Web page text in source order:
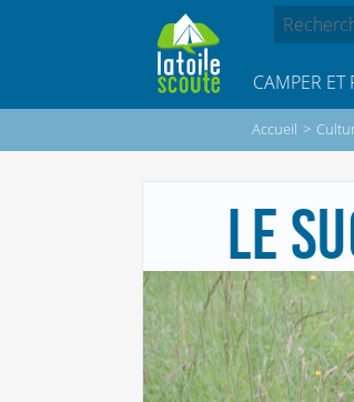
CAMPER
Accueil >
LE